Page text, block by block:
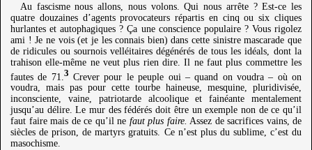
Au fascisme nous allons, nous volons. Qui nous arrête ? Est-ce les
quatre douzaines d’agents provocateurs répartis en cinq ou six cliques
hurlantes et autophagiques ? Ça une conscience populaire ? Vous rigolez
ami ! Je ne vois (et je les connais bien) dans cette sinistre mascarade que
de ridicules ou sournois velléitaires dégénérés de tous les idéals, dont la
trahison elle-même ne veut plus rien dire. Il ne faut plus commettre les
fautes de 71. 3 Crever pour le peuple oui – quand on voudra – où on
voudra, mais pas pour cette tourbe haineuse, mesquine, pluridivisée,
inconsciente, vaine, patriotarde alcoolique et fainéante mentalement
jusqu’au délire. Le mur des fédérés doit être un exemple non de ce qu’il
faut faire mais de ce qu’il ne faut plus faire. Assez de sacrifices vains, de
siècles de prison, de martyrs gratuits. Ce n’est plus du sublime, c’est du
masochisme.